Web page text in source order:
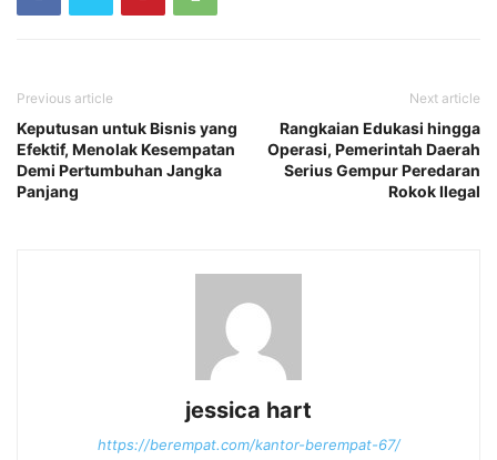
Previous article
Keputusan untuk Bisnis yang
Efektif, Menolak Kesempatan
Demi Pertumbuhan Jangka
Panjang
Next article
Rangkaian Edukasi hingga
Operasi, Pemerintah Daerah
Serius Gempur Peredaran
Rokok Ilegal
jessica hart
https://berempat.com/kantor-berempat-67/